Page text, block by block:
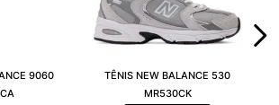
9060
TÊNIS NEW BALANCE 530
MR530CK